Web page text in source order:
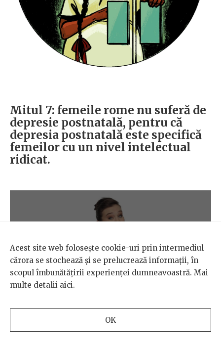
Mitul 7: femeile rome nu suferă de
depresie postnatală, pentru că
depresia postnatală este specifică
femeilor cu un nivel intelectual
ridicat.
Acest site web folosește cookie-uri prin intermediul
cărora se stochează și se prelucrează informații, în
scopul îmbunătățirii experienței dumneavoastră. Mai
multe detalii aici.
OK